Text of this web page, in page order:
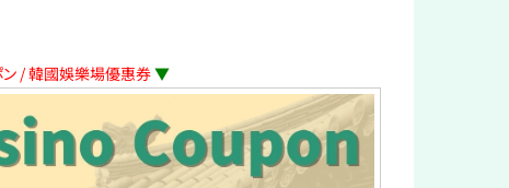
/ 韓國娛樂場優惠券▼